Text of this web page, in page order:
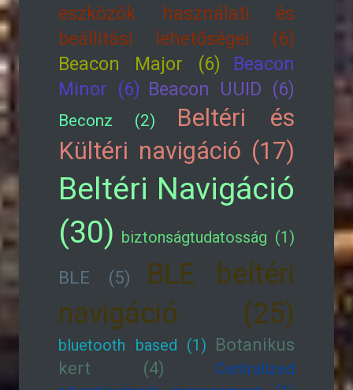
eszközök használati és
beállítási lehetőségei (6)
Beacon Major (6)
Beacon
Minor (6) Beacon UUID (6)
Beconz (2)
Beltéri és
Kültéri navigáció (17)
Beltéri Navigáció
(30) biztonságtudatosság (1)
BLE (5)
BLE beltéri
navigáció (25)
bluetooth based (1) Botanikus
kert (4)
Centralized